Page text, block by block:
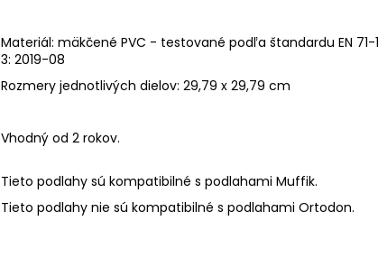
Materiál: mäkčené PVC - testované podľa štandardu EN 71-1:
3: 2019-08
Rozmery jednotlivých dielov: 29,79 x 29,79 cm
Vhodný od 2 rokov.
Tieto podlahy sú kompatibilné s podlahami Muffik.
Tieto podlahy nie sú kompatibilné s podlahami Ortodon.